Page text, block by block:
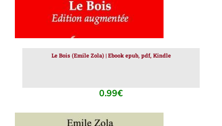
Le Bois (Emile Zola) | Ebook epub, pdf, Kindle
0.99€